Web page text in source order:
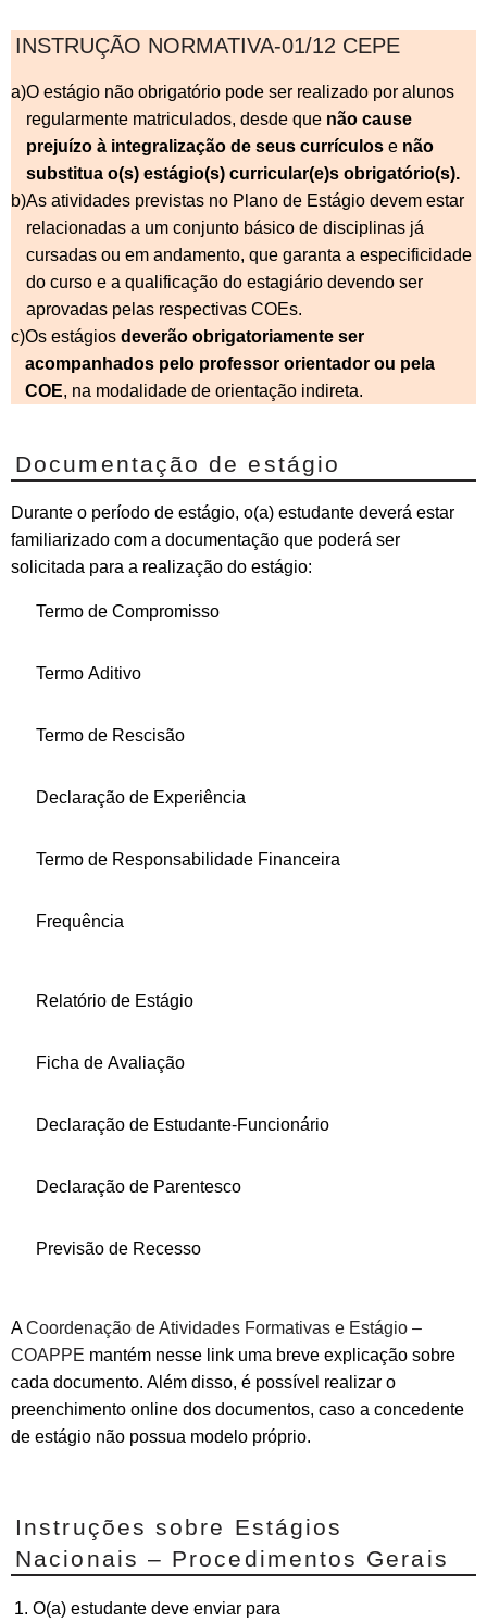
INSTRUÇÃO NORMATIVA-01/12 CEPE
a)O estágio não obrigatório pode ser realizado por alunos
regularmente matriculados, desde que não cause
prejuízo à integralização de seus currículos e não
substitua o(s) estágio(s) curricular(e)s obrigatório(s).
b)As atividades previstas no Plano de Estágio devem estar
relacionadas a um conjunto básico de disciplinas já
cursadas ou em andamento, que garanta a especificidade
do curso e a qualificação do estagiário devendo ser
aprovadas pelas respectivas COEs.
c)Os estágios deverão obrigatoriamente ser
acompanhados pelo professor orientador ou pela
COE, na modalidade de orientação indireta.
Documentação de estágio
Durante o período de estágio, o(a) estudante deverá estar
familiarizado com a documentação que poderá ser
solicitada para a realização do estágio:
Termo de Compromisso
Termo Aditivo
Termo de Rescisão
Declaração de Experiência
Termo de Responsabilidade Financeira
Frequência
Relatório de Estágio
Ficha de Avaliação
Declaração de Estudante-Funcionário
Declaração de Parentesco
Previsão de Recesso
ACoordenação de Atividades Formativas e Estágio –
COAPPE mantém nesse link uma breve explicação sobre
cada documento. Além disso, é possível realizar o
preenchimento online dos documentos, caso a concedente
de estágio não possua modelo próprio.
Instruções sobre Estágios
Nacionais – Procedimentos Gerais
O(a) estudante deve enviar para